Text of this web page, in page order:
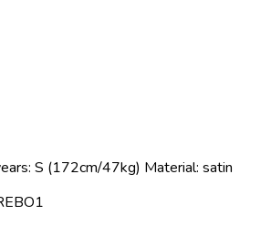
S (172cm/47kg) Material: satin